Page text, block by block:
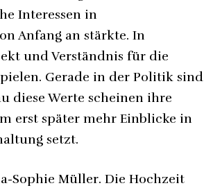
Interessen in
Anfang an stärkte. In
und Verständnis für die
Gerade in der Politik sind
diese Werte scheinen ihre
erst später mehr Einblicke in
setzt.
Sophie Müller. Die Hochzeit